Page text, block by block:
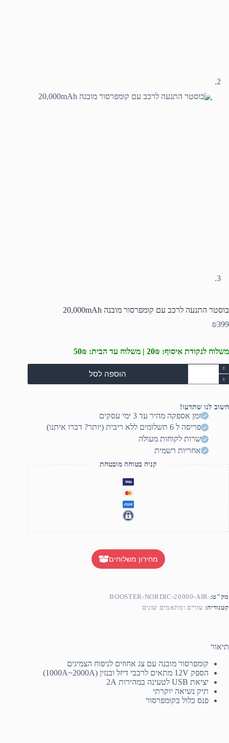
בוסטר התנעה לרכב עם קומפרסור מובנה 20,000mAh
₪399
משלוח לנקודת איסוף: 20₪ | משלוח עד הבית: 50₪
כמות
של
בוסטר
עם
קומפרסור
20,000mAh
הוספה לסל
חשוב לנו שתדעו!
זמן אספקה מהיר עד 3 ימי עסקים
פריסה ל 6 תשלומים ללא ריבית (יותר? דברו איתנו)
שרות לקוחות מעולה
אחריות רשמית
קניה בטוחה מובטחת
מחירון משלוחים
מק"ט: BOOSTER-NORDIC-20000-AIR
קטגוריה: עזרים ומתאמים שונים
תיאור
קומפרסור מובנה עם צג אחוזים לניפוח הצמיגים
הספק 12V מתאים לרכבי דיזל ובנזין (1000A~2000A)
יציאת USB לטעינה במהירות 2A
תיק נשיאה יוקרתי
פנס כלול בקומפרסור